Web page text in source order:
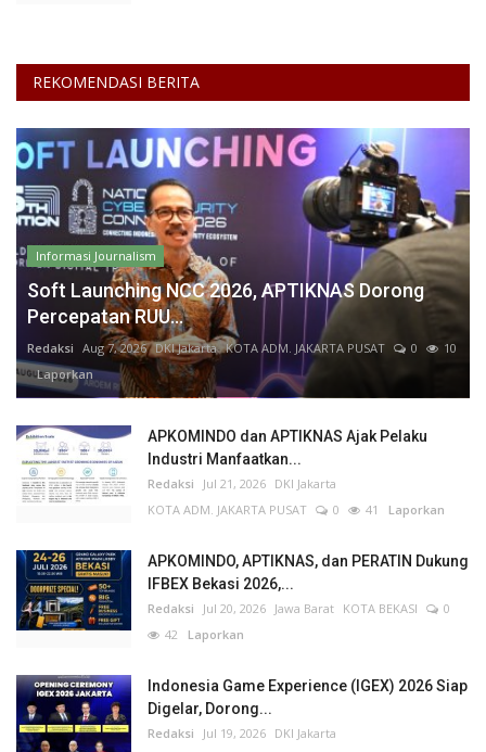
REKOMENDASI BERITA
Informasi Journalism
Soft Launching NCC 2026, APTIKNAS Dorong
Percepatan RUU...
Redaksi Aug 7, 2026 DKI Jakarta KOTA ADM. JAKARTA PUSAT 0
10
Laporkan
APKOMINDO dan APTIKNAS Ajak Pelaku
Industri Manfaatkan...
Redaksi Jul 21, 2026 DKI Jakarta
KOTA ADM. JAKARTA PUSAT
0 41 Laporkan
APKOMINDO, APTIKNAS, dan PERATIN Dukung
IFBEX Bekasi 2026,...
Redaksi Jul 20, 2026 Jawa Barat KOTA BEKASI
0
42 Laporkan
Indonesia Game Experience (IGEX) 2026 Siap
Digelar, Dorong...
Redaksi Jul 19, 2026 DKI Jakarta